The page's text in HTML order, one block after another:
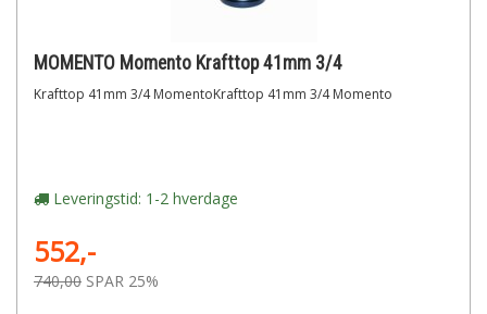
MOMENTO Momento Krafttop 41mm 3/4
Krafttop 41mm 3/4 MomentoKrafttop 41mm 3/4 Momento
Leveringstid: 1-2 hverdage
552,-
740,00 SPAR 25%